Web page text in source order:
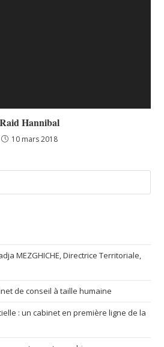
MEZGHICHE, Directrice Territoriale,
: un cabinet en première ligne de la
contre-cartographie
cri – Pina Bausch et le Sacre du